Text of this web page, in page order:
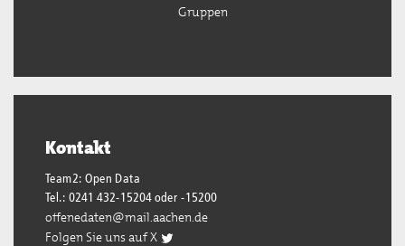
Gruppen
Kontakt
Team2: Open Data
Tel.: 0241 432-15204 oder -15200
offenedaten@mail.aachen.de
Folgen Sie uns auf X